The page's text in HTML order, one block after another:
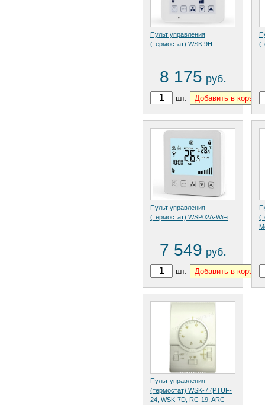
Пульт управления
(термостат) WSK 9H
8 175 руб.
шт.
Пульт управления
(термостат) WSP02A-WiFi
7 549 руб.
шт.
Пульт управления
(термостат) WSK-7 (PTUF-
24, WSK-7D, RC-19, ARC-